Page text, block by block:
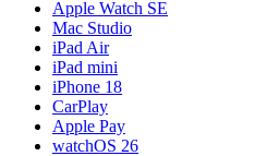
Apple Watch SE
Mac Studio
iPad Air
iPad mini
iPhone 18
CarPlay
Apple Pay
watchOS 26